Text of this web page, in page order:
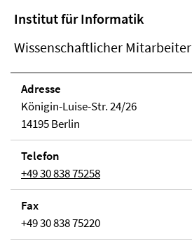
Institut für Informatik
Wissenschaftlicher Mitarbeiter
Adresse
Königin-Luise-Str. 24/26
14195 Berlin
Telefon
+49 30 838 75258
Fax
+49 30 838 75220